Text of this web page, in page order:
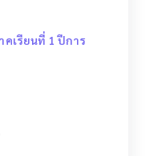
คเรียนที่ 1 ปีการ